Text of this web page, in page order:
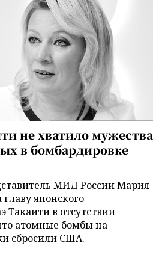
не хватило мужества
в бомбардировке
МИД России Мария
японского
Такаити в отсутствии
атомные бомбы на
сбросили США.